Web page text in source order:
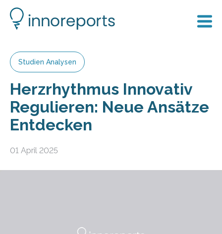
Studien Analysen
Herzrhythmus Innovativ
Regulieren: Neue Ansätze
Entdecken
01 April 2025